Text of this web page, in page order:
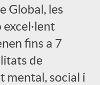
Global, les
fins a 7
de
mental, social i